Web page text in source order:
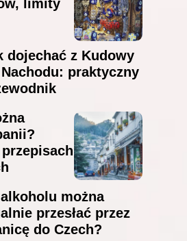
limity
dojechać z Kudowy
praktyczny
można
przesłać przez
do Czech?